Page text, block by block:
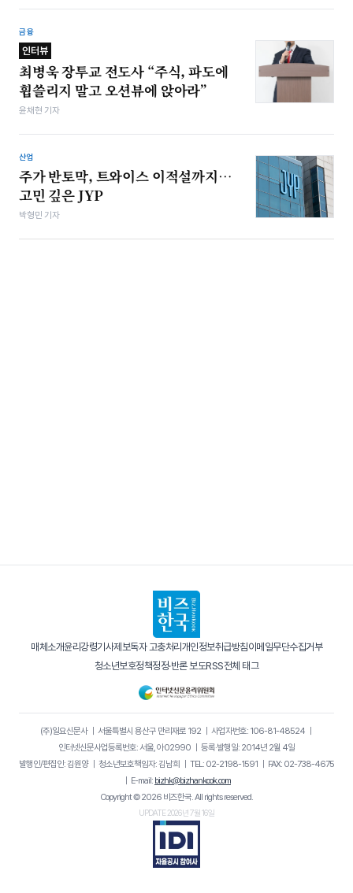
금융
인터뷰
최병욱 장투교 전도사 “주식, 파도에
휩쓸리지 말고 오션뷰에 앉아라”
윤채현 기자
산업
주가 반토막, 트와이스 이적설까지…
고민 깊은 JYP
박형민 기자
매체소개윤리강령기사제보독자 고충처리개인정보취급방침이메일무단수집거부
청소년보호정책정정·반론 보도RSS전체 태그
(주)일요신문사｜ 서울특별시 용산구 만리재로 192｜ 사업자번호: 106-81-48524｜
인터넷신문사업등록번호: 서울, 아02990 ｜ 등록·발행일: 2014년 2월 4일
발행인/편집인: 김원양｜ 청소년보호책임자: 김남희 ｜ TEL: 02-2198-1591 ｜ FAX: 02-738-4675
｜ E-mail: bizhk@bizhankook.com
Copyright © 2026 비즈한국. All rights reserved.
UPDATE 2026년 7월 16일